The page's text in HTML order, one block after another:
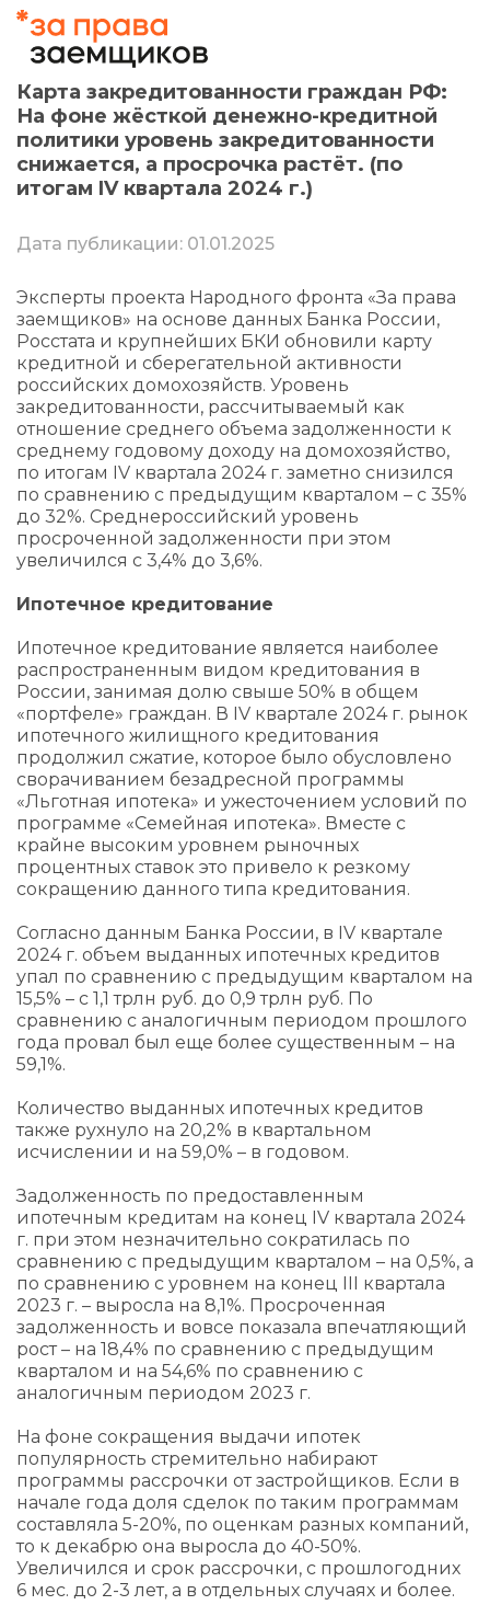
Карта закредитованности граждан РФ:
На фоне жёсткой денежно-кредитной
политики уровень закредитованности
снижается, а просрочка растёт. (по
итогам IV квартала 2024 г.)
Дата публикации: 01.01.2025
Эксперты проекта Народного фронта «За права
заемщиков» на основе данных Банка России,
Росстата и крупнейших БКИ обновили карту
кредитной и сберегательной активности
российских домохозяйств. Уровень
закредитованности, рассчитываемый как
отношение среднего объема задолженности к
среднему годовому доходу на домохозяйство,
по итогам IV квартала 2024 г. заметно снизился
по сравнению с предыдущим кварталом – с 35%
до 32%. Среднероссийский уровень
просроченной задолженности при этом
увеличился с 3,4% до 3,6%.
Ипотечное кредитование
Ипотечное кредитование является наиболее
распространенным видом кредитования в
России, занимая долю свыше 50% в общем
«портфеле» граждан. В IV квартале 2024 г. рынок
ипотечного жилищного кредитования
продолжил сжатие, которое было обусловлено
сворачиванием безадресной программы
«Льготная ипотека» и ужесточением условий по
программе «Семейная ипотека». Вместе с
крайне высоким уровнем рыночных
процентных ставок это привело к резкому
сокращению данного типа кредитования.
Согласно данным Банка России, в IV квартале
2024 г. объем выданных ипотечных кредитов
упал по сравнению с предыдущим кварталом на
15,5% – с 1,1 трлн руб. до 0,9 трлн руб. По
сравнению с аналогичным периодом прошлого
года провал был еще более существенным – на
59,1%.
Количество выданных ипотечных кредитов
также рухнуло на 20,2% в квартальном
исчислении и на 59,0% – в годовом.
Задолженность по предоставленным
ипотечным кредитам на конец IV квартала 2024
г. при этом незначительно сократилась по
сравнению с предыдущим кварталом – на 0,5%, а
по сравнению с уровнем на конец III квартала
2023 г. – выросла на 8,1%. Просроченная
задолженность и вовсе показала впечатляющий
рост – на 18,4% по сравнению с предыдущим
кварталом и на 54,6% по сравнению с
аналогичным периодом 2023 г.
На фоне сокращения выдачи ипотек
популярность стремительно набирают
программы рассрочки от застройщиков. Если в
начале года доля сделок по таким программам
составляла 5-20%, по оценкам разных компаний,
то к декабрю она выросла до 40-50%.
Увеличился и срок рассрочки, с прошлогодних
6 мес. до 2-3 лет, а в отдельных случаях и более.